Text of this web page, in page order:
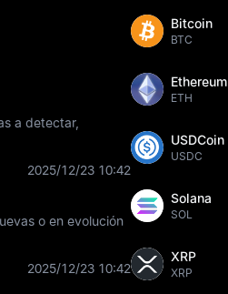
a detectar,
2025/12/23 10:42
o en evolución
2025/12/23 10:42
Bitcoin
BTC
Ethereum
ETH
USDCoin
USDC
Solana
SOL
XRP
XRP